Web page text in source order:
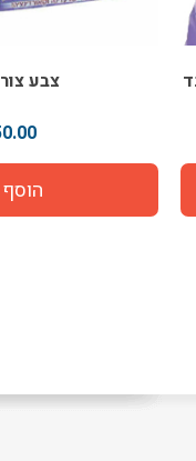
צבע צורה כמות